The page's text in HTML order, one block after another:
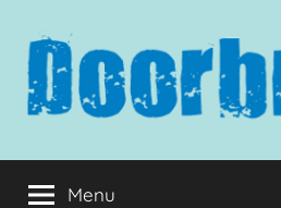
inhoud
springen
Doorbraak.eu
Menu